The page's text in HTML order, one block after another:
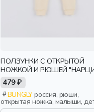
ПОЛЗУНКИ С ОТКРЫТОЙ
НОЖКОЙ И РЮШЕЙ
0+
479 ₽
BUNGLYроссия, рюши,
открытая ножка, малыши,